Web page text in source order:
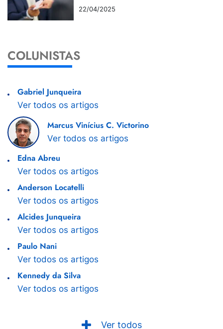
22/04/2025
COLUNISTAS
Gabriel Junqueira
Ver todos os artigos
Marcus Vinícius C. Victorino
Ver todos os artigos
Edna Abreu
Ver todos os artigos
Anderson Locatelli
Ver todos os artigos
Alcides Junqueira
Ver todos os artigos
Paulo Nani
Ver todos os artigos
Kennedy da Silva
Ver todos os artigos
Ver todos